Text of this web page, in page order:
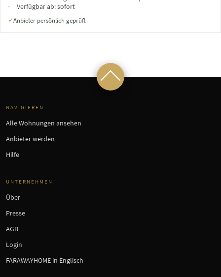
Verfügbar ab:sofort
✓Anbieter persönlich geprüft
NAVIGIEREN
Alle Wohnungen ansehen
Anbieter werden
Hilfe
UNTERNEHMEN
Über
Presse
AGB
Login
FARAWAYHOME in Englisch